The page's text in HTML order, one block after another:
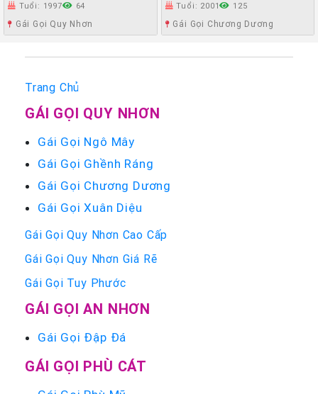
Tuổi: 1997 64
Gái Gọi Quy Nhơn
Tuổi: 2001 125
Gái Gọi Chương Dương
Trang Chủ
GÁI GỌI QUY NHƠN
Gái Gọi Ngô Mây
Gái Gọi Ghềnh Ráng
Gái Gọi Chương Dương
Gái Gọi Xuân Diệu
Gái Gọi Quy Nhơn Cao Cấp
Gái Gọi Quy Nhơn Giá Rẽ
Gái Gọi Tuy Phước
GÁI GỌI AN NHƠN
Gái Gọi Đập Đá
GÁI GỌI PHÙ CÁT